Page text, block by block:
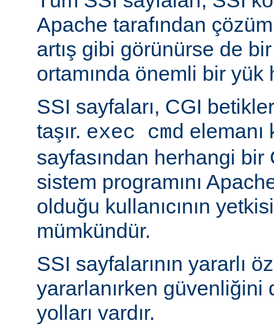
Apache tarafından
artış gibi görünürse de
ortamında önemli bir yük
SSI sayfaları, CGI
taşır. exec cmd elemanı
sayfasından herhangi
sistem programını
olduğu kullanıcının
mümkündür.
SSI sayfalarının yararlı
yararlanırken güvenliğini
yolları vardır.